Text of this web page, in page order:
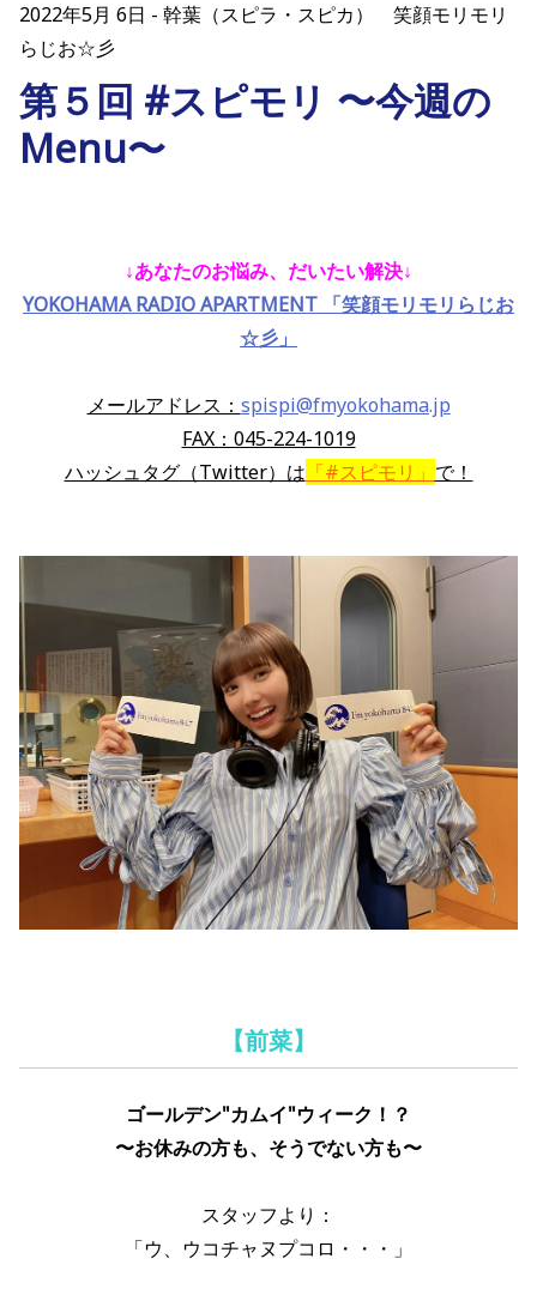
2022年5月 6日
幹葉（スピラ・スピカ） 笑顔モリモリ
らじお☆彡
第５回 #スピモリ 〜今週の
Menu〜
↓あなたのお悩み、だいたい解決↓
YOKOHAMA RADIO APARTMENT 「笑顔モリモリらじお
☆彡」
メールアドレス： spispi@fmyokohama.jp
FAX：045-224-1019
ハッシュタグ（Twitter）は 「#スピモリ」 で！
【前菜】
ゴールデン"カムイ"ウィーク！？
〜お休みの方も、そうでない方も〜
スタッフより：
「ウ、ウコチャヌプコロ・・・」